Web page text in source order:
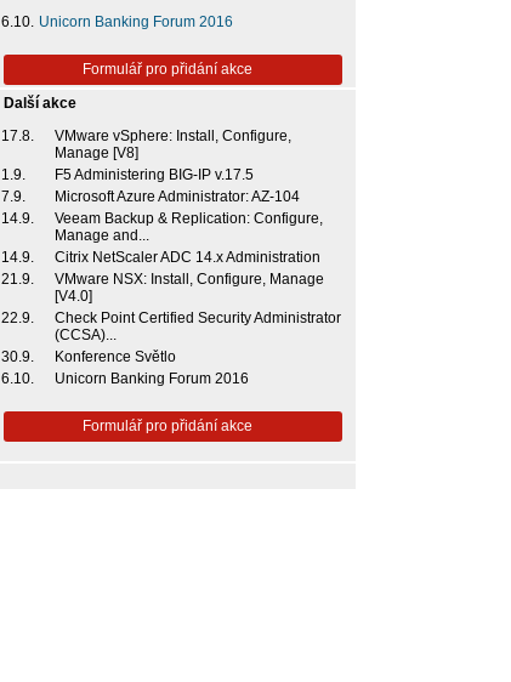
6.10. Unicorn Banking Forum 2016
Formulář pro přidání akce
Další akce
17.8.
VMware vSphere: Install, Configure,
Manage [V8]
1.9.
F5 Administering BIG-IP v.17.5
7.9.
Microsoft Azure Administrator: AZ-104
14.9.
Veeam Backup & Replication: Configure,
Manage and...
14.9.
Citrix NetScaler ADC 14.x Administration
21.9.
VMware NSX: Install, Configure, Manage
[V4.0]
22.9.
Check Point Certified Security Administrator
(CCSA)...
30.9.
Konference Světlo
6.10.
Unicorn Banking Forum 2016
Formulář pro přidání akce